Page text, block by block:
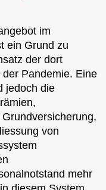
im
ein Grund zu
der dort
Pandemie. Eine
jedoch die
von
mehr